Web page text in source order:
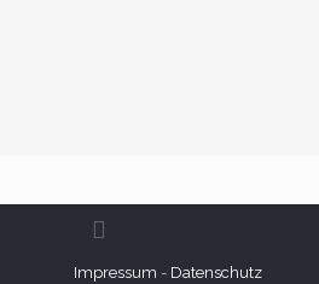
Impressum - Datenschutz